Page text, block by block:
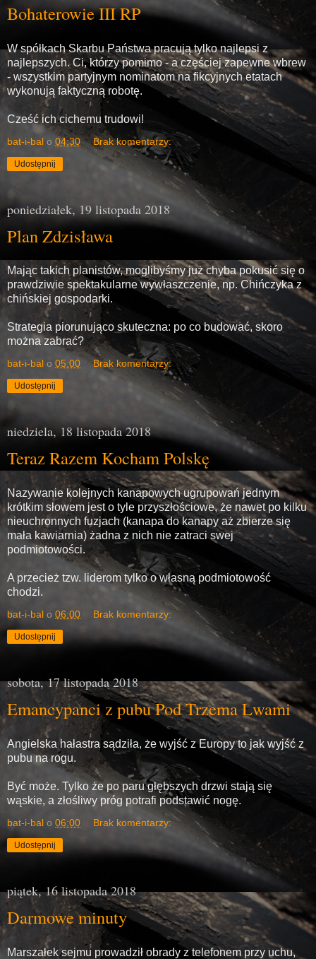
Bohaterowie III RP
W spółkach Skarbu Państwa pracują tylko najlepsi z
najlepszych. Ci, którzy pomimo - a częściej zapewne wbrew
- wszystkim partyjnym nominatom na fikcyjnych etatach
wykonują faktyczną robotę.
Cześć ich cichemu trudowi!
bat-i-bal o 04:30 Brak komentarzy:
Udostępnij
poniedziałek, 19 listopada 2018
Plan Zdzisława
Mając takich planistów, moglibyśmy już chyba pokusić się o
prawdziwie spektakularne wywłaszczenie, np. Chińczyka z
chińskiej gospodarki.
Strategia piorunująco skuteczna: po co budować, skoro
można zabrać?
bat-i-bal o 05:00 Brak komentarzy:
Udostępnij
niedziela, 18 listopada 2018
Teraz Razem Kocham Polskę
Nazywanie kolejnych kanapowych ugrupowań jednym
krótkim słowem jest o tyle przyszłościowe, że nawet po kilku
nieuchronnych fuzjach (kanapa do kanapy aż zbierze się
mała kawiarnia) żadna z nich nie zatraci swej
podmiotowości.
A przecież tzw. liderom tylko o własną podmiotowość
chodzi.
bat-i-bal o 06:00 Brak komentarzy:
Udostępnij
sobota, 17 listopada 2018
Emancypanci z pubu Pod Trzema Lwami
Angielska hałastra sądziła, że wyjść z Europy to jak wyjść z
pubu na rogu.
Być może. Tylko że po paru głębszych drzwi stają się
wąskie, a złośliwy próg potrafi podstawić nogę.
bat-i-bal o 06:00 Brak komentarzy:
Udostępnij
piątek, 16 listopada 2018
Darmowe minuty
Marszałek sejmu prowadził obrady z telefonem przy uchu,